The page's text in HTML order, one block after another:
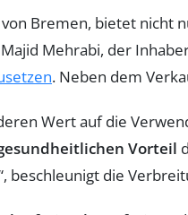
Bremen, bietet nicht
Mehrabi, der
. Neben dem
Wert auf die
Vorteil
beschleunigt die